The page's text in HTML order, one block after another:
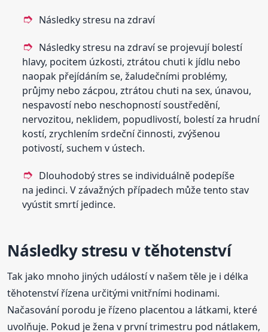
Následky stresu na zdraví
Následky stresu na zdraví se projevují bolestí
hlavy, pocitem úzkosti, ztrátou chuti k jídlu nebo
naopak přejídáním se, žaludečními problémy,
průjmy nebo zácpou, ztrátou chuti na sex, únavou,
nespavostí nebo neschopností soustředění,
nervozitou, neklidem, popudlivostí, bolestí za hrudní
kostí, zrychlením srdeční činnosti, zvýšenou
potivostí, suchem v ústech.
Dlouhodobý stres se individuálně podepíše
na jedinci. V závažných případech může tento stav
vyústit smrtí jedince.
Následky stresu v těhotenství
Tak jako mnoho jiných událostí v našem těle je i délka
těhotenství řízena určitými vnitřními hodinami.
Načasování porodu je řízeno placentou a látkami, které
uvolňuje. Pokud je žena v první trimestru pod nátlakem,